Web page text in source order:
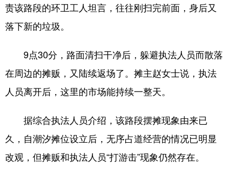
责该路段的环卫工人坦言，往往刚扫完前面，身后又
落下新的垃圾。
9点30分，路面清扫干净后，躲避执法人员而散落
在周边的摊贩，又陆续返场了。摊主赵女士说，执法
人员离开后，这里的市场能持续一整天。
据综合执法人员介绍，该路段摆摊现象由来已
久，自潮汐摊位设立后，无序占道经营的情况已明显
改观，但摊贩和执法人员“打游击”现象仍然存在。